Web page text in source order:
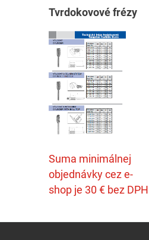
Tvrdokovové frézy
Suma minimálnej
objednávky cez e-
shop je 30 € bez DPH